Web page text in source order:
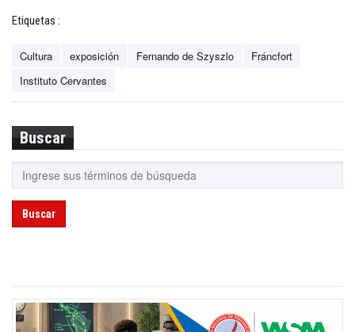
Etiquetas :
Cultura exposición Fernando de Szyszlo
Fráncfort
Instituto Cervantes
Buscar
Buscar